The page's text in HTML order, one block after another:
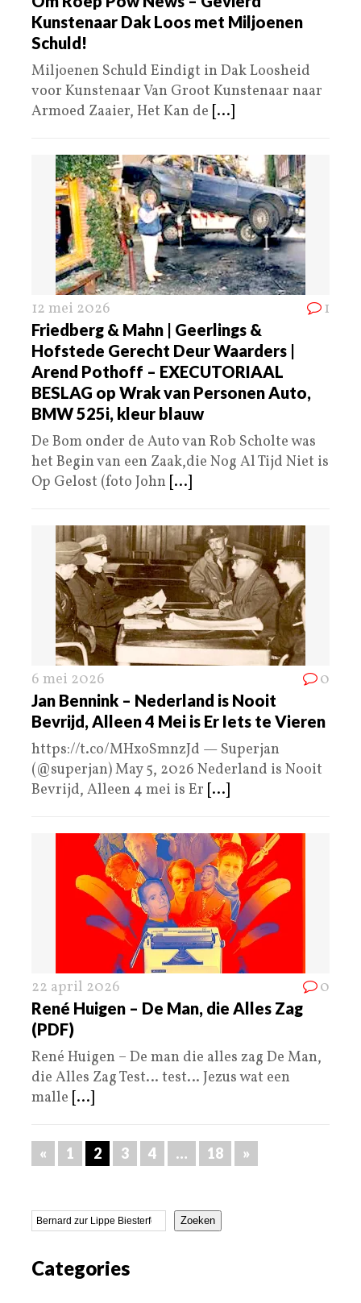
Kunstenaar Dak Loos met Miljoenen
Schuld!
Miljoenen Schuld Eindigt in Dak Loosheid
voor Kunstenaar Van Groot Kunstenaar naar
Armoed Zaaier, Het Kan de [...]
12 mei 2026 1
Friedberg & Mahn | Geerlings &
Hofstede Gerecht Deur Waarders |
Arend Pothoff – EXECUTORIAAL
BESLAG op Wrak van Personen Auto,
BMW 525i, kleur blauw
De Bom onder de Auto van Rob Scholte was
het Begin van een Zaak,die Nog Al Tijd Niet is
Op Gelost (foto John [...]
6 mei 2026 0
Jan Bennink – Nederland is Nooit
Bevrijd, Alleen 4 Mei is Er Iets te Vieren
https://t.co/MHxoSmnzJd — Superjan
(@superjan) May 5, 2026 Nederland is Nooit
Bevrijd, Alleen 4 mei is Er [...]
22 april 2026 0
René Huigen – De Man, die Alles Zag
(PDF)
René Huigen – De man die alles zag De Man,
die Alles Zag Test… test… Jezus wat een
malle [...]
« 1 2 3 4 … 18 »
Zoeken
Categories